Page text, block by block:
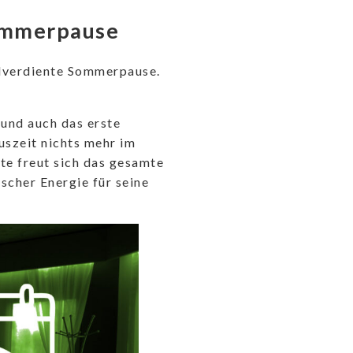
Sommerpause.
auch das erste
nichts mehr im
freut sich das gesamte
Energie für seine